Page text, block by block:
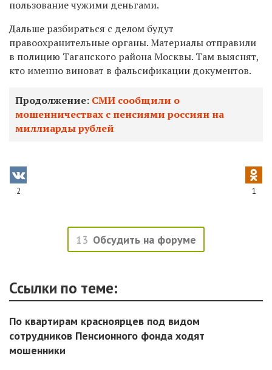
пользование чужими деньгами.
Дальше разбираться с делом будут
правоохранительные органы. Материалы отправили
в полицию Таганского района Москвы. Там выяснят,
кто именно виноват в фальсификации документов.
Продолжение: СМИ сообщили о
мошенничествах с пенсиями россиян на
миллиарды рублей
2 1
13 Обсудить на форуме
Ссылки по теме:
По квартирам красноярцев под видом
сотрудников Пенсионного фонда ходят
мошенники